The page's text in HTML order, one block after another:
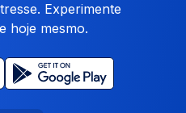
Experimente
hoje mesmo.